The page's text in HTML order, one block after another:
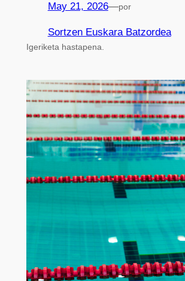
May 21, 2026—por
Sortzen Euskara Batzordea
Igeriketa hastapena.